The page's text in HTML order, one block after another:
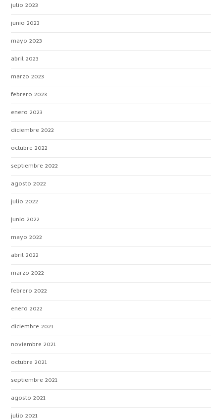
julio 2023
junio 2023
mayo 2023
abril 2023
marzo 2023
febrero 2023
enero 2023
diciembre 2022
octubre 2022
septiembre 2022
agosto 2022
julio 2022
junio 2022
mayo 2022
abril 2022
marzo 2022
febrero 2022
enero 2022
diciembre 2021
noviembre 2021
octubre 2021
septiembre 2021
agosto 2021
julio 2021